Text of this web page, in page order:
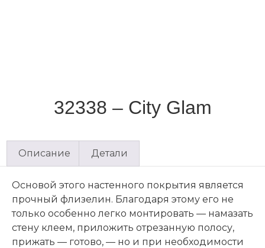
32338 – City Glam
Описание Детали
Основой этого настенного покрытия является
прочный флизелин. Благодаря этому его не
только особенно легко монтировать — намазать
стену клеем, приложить отрезанную полосу,
прижать — готово, — но и при необходимости